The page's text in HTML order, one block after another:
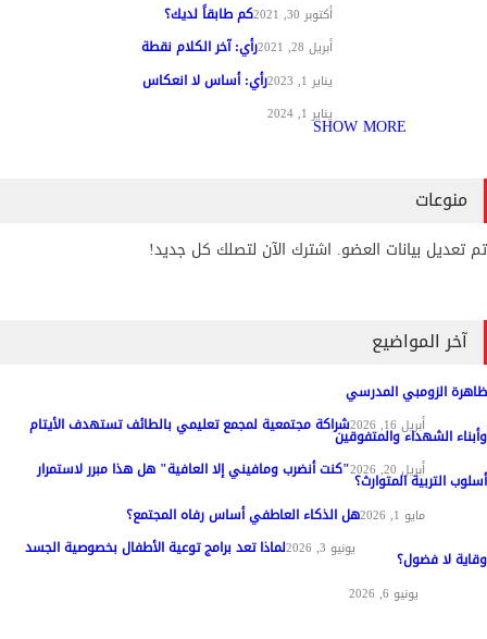
أكتوبر 30, 2021 كم طابقاً لديك؟
أبريل 28, 2021 رأي: آخر الكلام نقطة
يناير 1, 2023 رأي: أساس لا انعكاس
يناير 1, 2024
SHOW MORE
منوعات
تم تعديل بيانات العضو. اشترك الآن لتصلك كل جديد!
آخر المواضيع
ظاهرة الزومبي المدرسي
مواد عامة أبريل 16, 2026 شراكة مجتمعية لمجمع تعليمي بالطائف تستهدف الأيتاموأبناء الشهداء والمتفوقين
مواد عامة أبريل 20, 2026 "كنت أنضرب ومافيني إلا العافية" هل هذا مبرر لاستمرار أسلوب التربية المتوارث؟
مايو 1, 2026 هل الذكاء العاطفي أساس رفاه المجتمع؟
المناهج وطرق التدريس يونيو 3, 2026 لماذا تعد برامج توعية الأطفال بخصوصية الجسد وقاية لا فضول؟
يونيو 6, 2026